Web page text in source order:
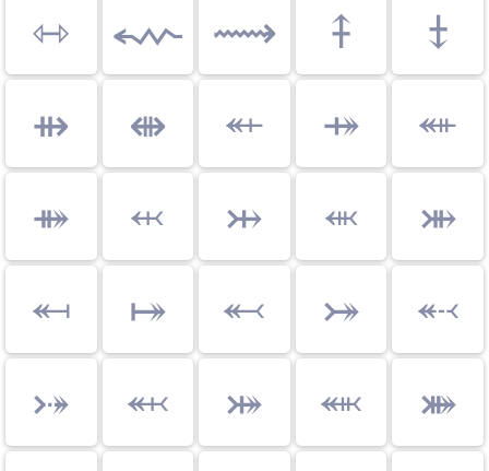
⇿
⬳ ⟿ ⤉
⤈
⇻
⇼ ⬴ ⤀
⬵
⤁
⬹ ⤔ ⬺
⤕
⬶
⤅ ⬻ ⤖
⬷
⤐
⬼ ⤗ ⬽
⤘